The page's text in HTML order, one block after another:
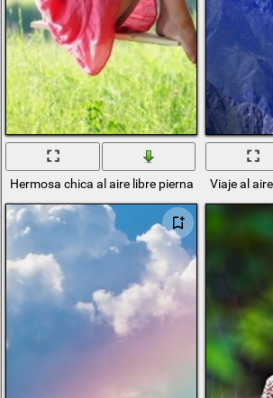
Hermosa chica al aire libre piernas se levantó
Viaje al